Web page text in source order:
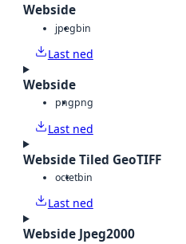
Webside
jpegbin
Last ned
Webside
pngpng
Last ned
Webside Tiled GeoTIFF
octetbin
Last ned
Webside Jpeg2000